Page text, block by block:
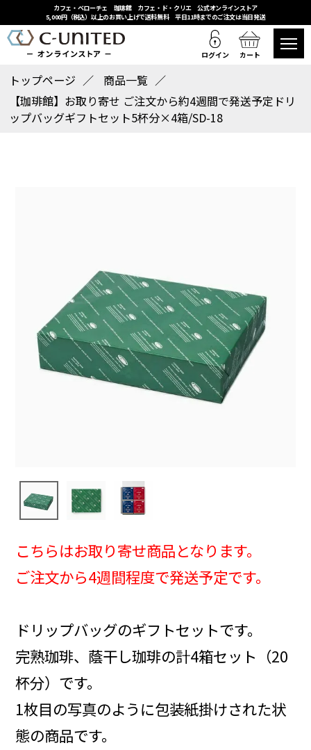
カフェ・ベローチェ 珈琲館 カフェ・ド・クリエ 公式オンラインストア
5,000円（税込）以上のお買い上げで送料無料 平日11時までのご注文は当日発送
ログイン カート
トップページ
商品一覧
【珈琲館】お取り寄せ ご注文から約4週間で発送予定ドリ
ップバッグギフトセット5杯分×4箱/SD-18
こちらはお取り寄せ商品となります。
ご注文から4週間程度で発送予定です。
ドリップバッグのギフトセットです。
完熟珈琲、蔭干し珈琲の計4箱セット（20
杯分）です。
1枚目の写真のように包装紙掛けされた状
態の商品です。